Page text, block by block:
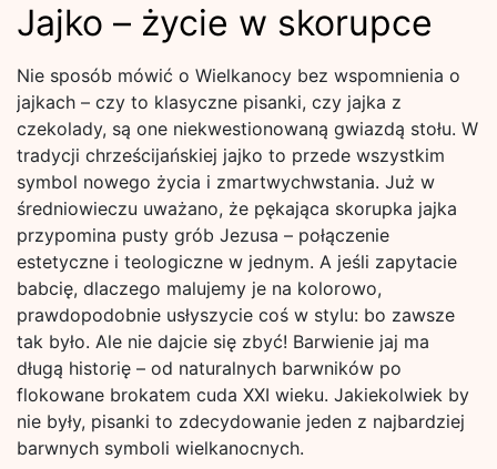
Jajko – życie w skorupce
Nie sposób mówić o Wielkanocy bez wspomnienia o
jajkach – czy to klasyczne pisanki, czy jajka z
czekolady, są one niekwestionowaną gwiazdą stołu. W
tradycji chrześcijańskiej jajko to przede wszystkim
symbol nowego życia i zmartwychwstania. Już w
średniowieczu uważano, że pękająca skorupka jajka
przypomina pusty grób Jezusa – połączenie
estetyczne i teologiczne w jednym. A jeśli zapytacie
babcię, dlaczego malujemy je na kolorowo,
prawdopodobnie usłyszycie coś w stylu: bo zawsze
tak było. Ale nie dajcie się zbyć! Barwienie jaj ma
długą historię – od naturalnych barwników po
flokowane brokatem cuda XXI wieku. Jakiekolwiek by
nie były, pisanki to zdecydowanie jeden z najbardziej
barwnych symboli wielkanocnych.